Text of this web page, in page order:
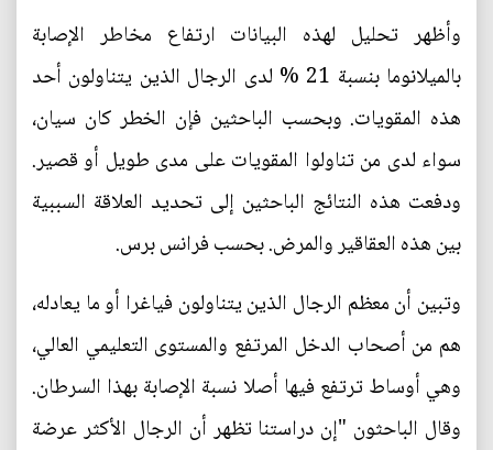
وأظهر تحليل لهذه البيانات ارتفاع مخاطر الإصابة
بالميلانوما بنسبة 21 % لدى الرجال الذين يتناولون أحد
هذه المقويات. وبحسب الباحثين فإن الخطر كان سيان،
سواء لدى من تناولوا المقويات على مدى طويل أو قصير.
ودفعت هذه النتائج الباحثين إلى تحديد العلاقة السببية
بين هذه العقاقير والمرض. بحسب فرانس برس.
وتبين أن معظم الرجال الذين يتناولون فياغرا أو ما يعادله،
هم من أصحاب الدخل المرتفع والمستوى التعليمي العالي،
وهي أوساط ترتفع فيها أصلا نسبة الإصابة بهذا السرطان.
وقال الباحثون "إن دراستنا تظهر أن الرجال الأكثر عرضة